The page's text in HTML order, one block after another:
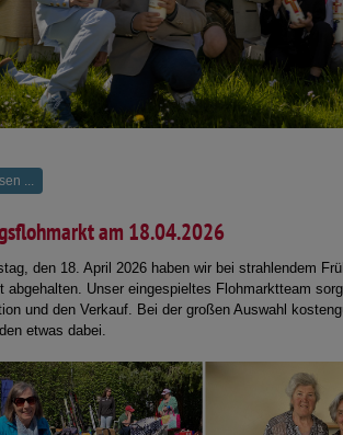
...
am 18.04.2026
den 18. April 2026 haben wir bei strahlendem
abgehalten. Unser eingespieltes Flohmarktteam
und den Verkauf. Bei der großen Auswahl
etwas dabei.